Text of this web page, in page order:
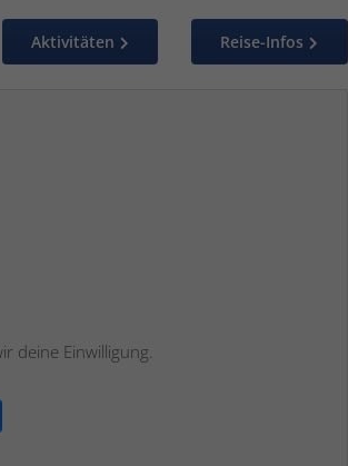
Aktivitäten Reise-Infos
deine Einwilligung.